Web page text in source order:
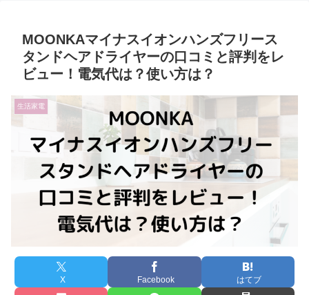
MOONKAマイナスイオンハンズフリース
タンドヘアドライヤーの口コミと評判をレ
ビュー！電気代は？使い方は？
生活家電
X Facebook はてブ